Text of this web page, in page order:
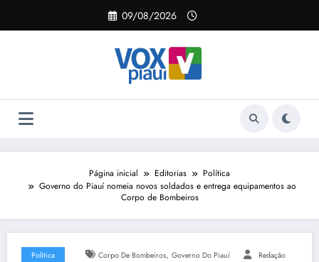
o
09/08/2026
Página inicial Editorias
Política
Governo do Piauí nomeia novos soldados e entrega equipamentos ao
Corpo de Bombeiros
Política Corpo De Bombeiros, Governo Do Piauí Redação